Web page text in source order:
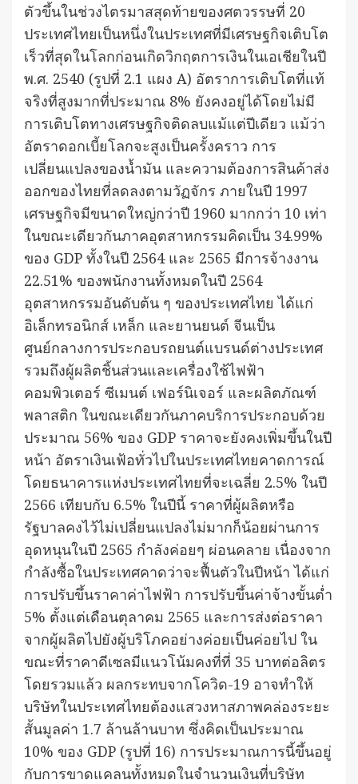
ตัวขึ้นในช่วงไตรมาสสุดท้ายของศตวรรษที่ 20
ประเทศไทยเป็นหนึ่งในประเทศที่มีเศรษฐกิจเติบโต
เร็วที่สุดในโลกก่อนเกิดวิกฤตการเงินในเอเชียในปี
พ.ศ. 2540 (รูปที่ 2.1 แผง A) อัตราการเติบโตที่แท้
จริงที่สูงมากที่ประมาณ 8% ยังคงอยู่ได้โดยไม่มี
การเติบโตทางเศรษฐกิจติดลบแม้แต่ปีเดียว แม้ว่า
อัตราดอกเบี้ยโลกจะสูงเป็นครั้งคราว การ
เปลี่ยนแปลงของน้ำมัน และความต้องการสินค้าส่ง
ออกของไทยที่ลดลงตามวัฏจักร ภายในปี 1997
เศรษฐกิจมีขนาดใหญ่กว่าปี 1960 มากกว่า 10 เท่า
ในขณะเดียวกันภาคอุตสาหกรรมคิดเป็น 34.99%
ของ GDP ทั้งในปี 2564 และ 2565 มีการจ้างงาน
22.51% ของพนักงานทั้งหมดในปี 2564
อุตสาหกรรมอันดับต้น ๆ ของประเทศไทย ได้แก่
อิเล็กทรอนิกส์ เหล็ก และยานยนต์ จีนเป็น
ศูนย์กลางการประกอบรถยนต์แบรนด์ต่างประเทศ
รวมถึงผู้ผลิตชิ้นส่วนและเครื่องใช้ไฟฟ้า
คอมพิวเตอร์ ซีเมนต์ เฟอร์นิเจอร์ และผลิตภัณฑ์
พลาสติก ในขณะเดียวกันภาคบริการประกอบด้วย
ประมาณ 56% ของ GDP ราคาจะยังคงเพิ่มขึ้นในปี
หน้า อัตราเงินเฟ้อทั่วไปในประเทศไทยคาดการณ์
โดยธนาคารแห่งประเทศไทยที่จะเฉลี่ย 2.5% ในปี
2566 เทียบกับ 6.5% ในปีนี้ ราคาที่ผู้ผลิตหรือ
รัฐบาลคงไว้ไม่เปลี่ยนแปลงไม่มากก็น้อยผ่านการ
อุดหนุนในปี 2565 กำลังค่อยๆ ผ่อนคลาย เนื่องจาก
กำลังซื้อในประเทศคาดว่าจะฟื้นตัวในปีหน้า ได้แก่
การปรับขึ้นราคาค่าไฟฟ้า การปรับขึ้นค่าจ้างขั้นต่ำ
5% ตั้งแต่เดือนตุลาคม 2565 และการส่งต่อราคา
จากผู้ผลิตไปยังผู้บริโภคอย่างค่อยเป็นค่อยไป ใน
ขณะที่ราคาดีเซลมีแนวโน้มคงที่ที่ 35 บาทต่อลิตร
โดยรวมแล้ว ผลกระทบจากโควิด-19 อาจทำให้
บริษัทในประเทศไทยต้องแสวงหาสภาพคล่องระยะ
สั้นมูลค่า 1.7 ล้านล้านบาท ซึ่งคิดเป็นประมาณ
10% ของ GDP (รูปที่ 16) การประมาณการนี้ขึ้นอยู่
กับการขาดแคลนทั้งหมดในจำนวนเงินที่บริษัท